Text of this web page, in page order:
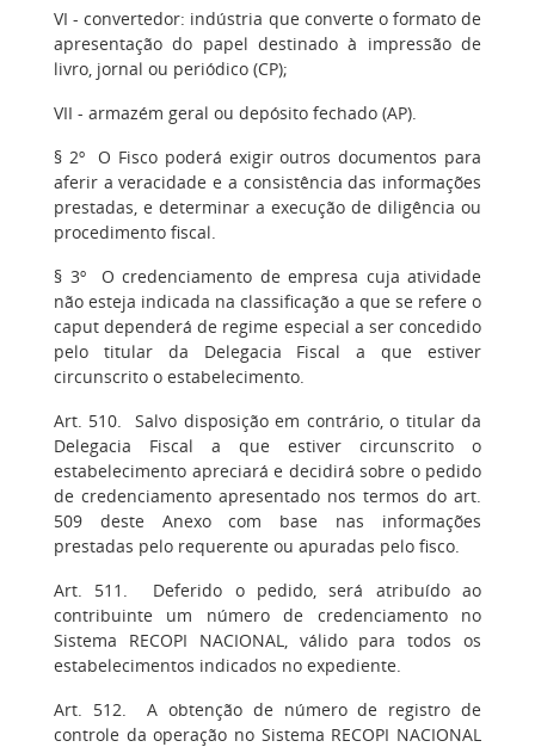
VI - convertedor: indústria que converte o formato de
apresentação do papel destinado à impressão de
livro, jornal ou periódico (CP);
VII - armazém geral ou depósito fechado (AP).
§ 2º O Fisco poderá exigir outros documentos para
aferir a veracidade e a consistência das informações
prestadas, e determinar a execução de diligência ou
procedimento fiscal.
§ 3º O credenciamento de empresa cuja atividade
não esteja indicada na classificação a que se refere o
caput dependerá de regime especial a ser concedido
pelo titular da Delegacia Fiscal a que estiver
circunscrito o estabelecimento.
Art. 510. Salvo disposição em contrário, o titular da
Delegacia Fiscal a que estiver circunscrito o
estabelecimento apreciará e decidirá sobre o pedido
de credenciamento apresentado nos termos do art.
509 deste Anexo com base nas informações
prestadas pelo requerente ou apuradas pelo fisco.
Art. 511. Deferido o pedido, será atribuído ao
contribuinte um número de credenciamento no
Sistema RECOPI NACIONAL, válido para todos os
estabelecimentos indicados no expediente.
Art. 512. A obtenção de número de registro de
controle da operação no Sistema RECOPI NACIONAL